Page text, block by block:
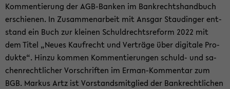
Kom­men­tie­rung der AGB-​Banken im Bank­rechts­hand­buch
er­schie­nen. In Zu­sam­men­ar­beit mit Ans­gar Stau­din­ger ent­
stand ein Buch zur klei­nen Schuld­rechts­re­form 2022 mit
dem Titel „Neues Kauf­recht und Ver­trä­ge über di­gi­ta­le Pro­
duk­te“. Hinzu kom­men Kom­men­tie­run­gen schuld-​ und sa­
chen­recht­li­cher Vor­schrif­ten im Erman-​Kommentar zum
BGB. Mar­kus Artz ist Vor­stands­mit­glied der Bank­recht­li­chen